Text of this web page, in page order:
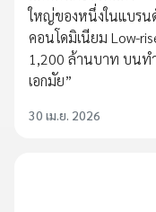
ใหญ่ของหนึ่งในแบร
คอนโดมิเนียม Low-
1,200 ล้านบาท บนท
เอกมัย”
30 เม.ย. 2026